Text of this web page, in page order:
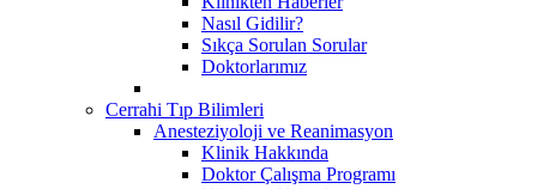
Nasıl Gidilir?
Sıkça Sorulan Sorular
Doktorlarımız
Cerrahi Tıp Bilimleri
Anesteziyoloji ve Reanimasyon
Klinik Hakkında
Doktor Çalışma Programı